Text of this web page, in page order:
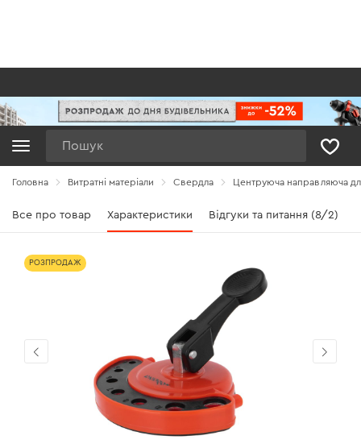
Головна Витратні матеріали Свердла Центруюча направляюча
Все про товар Характеристики Відгуки та питання (8/2)
РОЗПРОДАЖ